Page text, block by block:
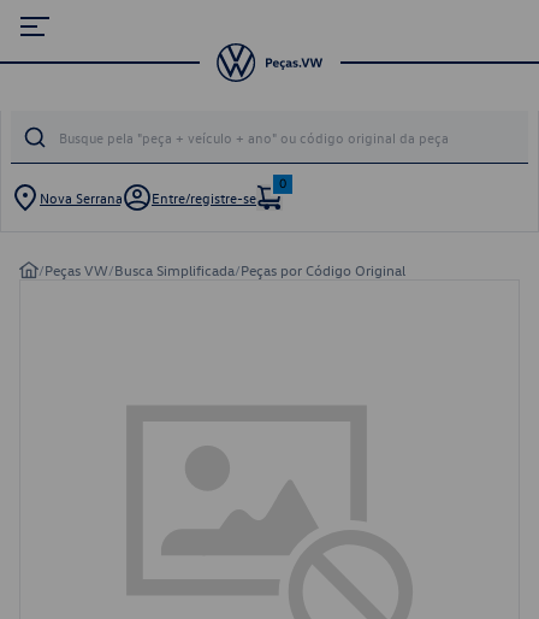
Nova Serrana Entre/registre-se
0
/Peças VW/Busca Simplificada/Peças por Código Original